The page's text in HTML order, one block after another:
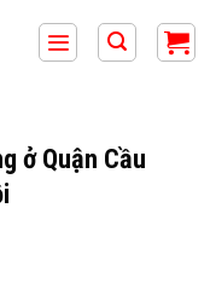
ở Quận Cầu